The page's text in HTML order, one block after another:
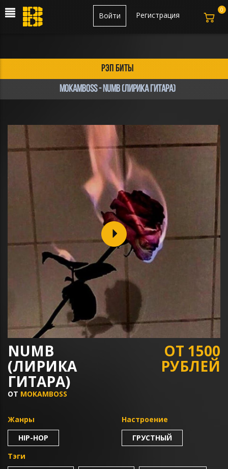
Регистрация
Войти
рэп биты
Mokamboss - NUMB (лирика гитара)
NUMB
(ЛИРИКА
ГИТАРА)
ОТ MOKAMBOSS
ОТ 1500
РУБЛЕЙ
Жанры
HIP-HOP
Настроение
ГРУСТНЫЙ
Тэги
0